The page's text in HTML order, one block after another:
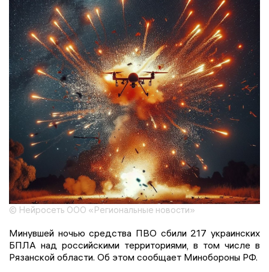
© Нейросеть ООО «Региональные новости»
Минувшей ночью средства ПВО сбили 217 украинских
БПЛА над российскими территориями, в том числе в
Рязанской области. Об этом сообщает Минобороны РФ.